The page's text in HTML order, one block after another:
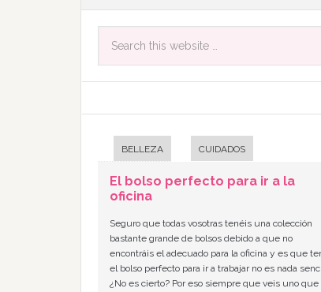
BELLEZA CUIDADOS
El bolso perfecto para ir a la
oficina
Seguro que todas vosotras tenéis una colección
bastante grande de bolsos debido a que no
encontráis el adecuado para la oficina y es que
el bolso perfecto para ir a trabajar no es nada
¿No es cierto? Por eso siempre que veis uno que